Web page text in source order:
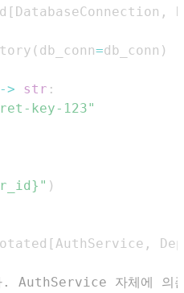
[ DatabaseConnection ,
( db_conn=db_conn )
-> str :
key-123"
)
[AuthService ,
. AuthService 자체에 의